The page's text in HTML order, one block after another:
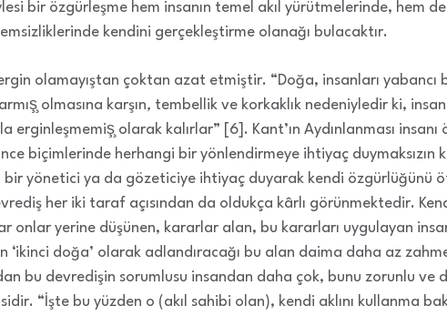
bir özgürleşme hem insanın temel akıl yürütmelerinde, hem
kendini gerçekleştirme olanağı bulacaktır.
olamayıştan çoktan azat etmiştir. “Doğa, insanları yabancı
olmasına karşın, tembellik ve korkaklık nedeniyledir ki,
erginleşmemiş̧ olarak kalırlar” [6]. Kant’ın Aydınlanması insanı
biçimlerinde herhangi bir yönlendirmeye ihtiyaç duymaksızın
bir yönetici ya da gözeticiye ihtiyaç duyarak kendi özgürlüğünü
her iki taraf açısından da oldukça kârlı görünmektedir.
onlar yerine düşünen, kararlar alan, bu kararları uygulayan
‘ikinci doğa’ olarak adlandıracağı bu alan daima daha az
bu devredişin sorumlusu insandan daha çok, bunu zorunlu
“İşte bu yüzden o (akıl sahibi olan), kendi aklını kullanma